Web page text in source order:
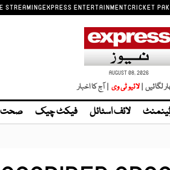
STREAMINGEXPRESS ENTERTAINMENTCRICKET
AUGUST 08, 2026
لگائیں | | آج کا اخبار
لائف اسٹائل فیکٹ چیک صحت